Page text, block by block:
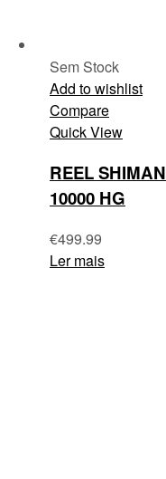
Sem Stock
Add to wishlist
Compare
Quick View
REEL
10000 HG
€499.99
Ler mais